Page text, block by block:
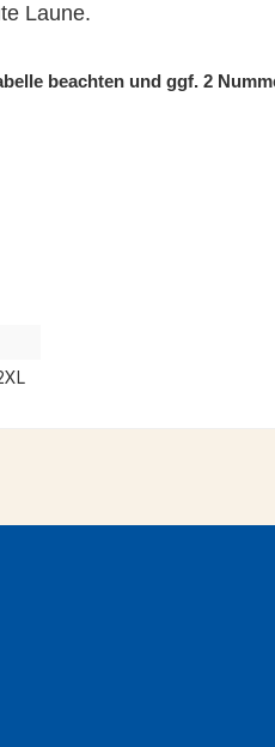
Laune.
beachten und ggf. 2